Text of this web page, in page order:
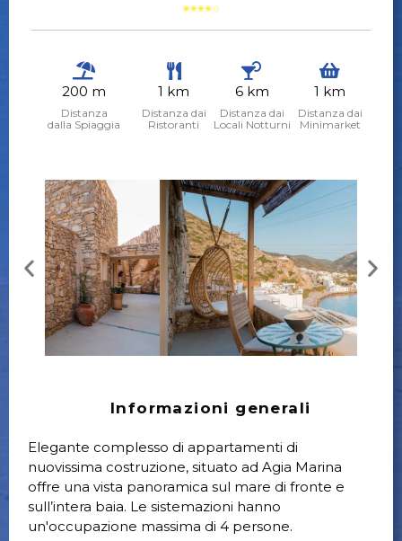
200 m
Distanza
dalla Spiaggia
1 km
Distanza dai
Ristoranti
6 km
Distanza dai
Locali Notturni
1 km
Distanza dai
Minimarket
Informazioni generali
Elegante complesso di appartamenti di
nuovissima costruzione, situato ad Agia Marina
offre una vista panoramica sul mare di fronte e
sull’intera baia. Le sistemazioni hanno
un'occupazione massima di 4 persone.